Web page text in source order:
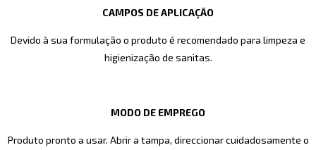
CAMPOS DE APLICAÇÃO
Devido à sua formulação o produto é recomendado para limpeza e
higienização de sanitas.
MODO DE EMPREGO
Produto pronto a usar. Abrir a tampa, direccionar cuidadosamente o